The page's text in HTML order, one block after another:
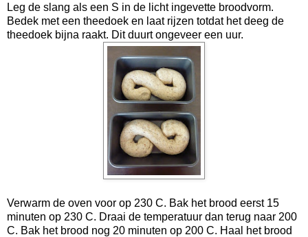
Leg de slang als een S in de licht ingevette broodvorm.
Bedek met een theedoek en laat rijzen totdat het deeg de
theedoek bijna raakt. Dit duurt ongeveer een uur.
Verwarm de oven voor op 230 C. Bak het brood eerst 15
minuten op 230 C. Draai de temperatuur dan terug naar 200
C. Bak het brood nog 20 minuten op 200 C. Haal het brood